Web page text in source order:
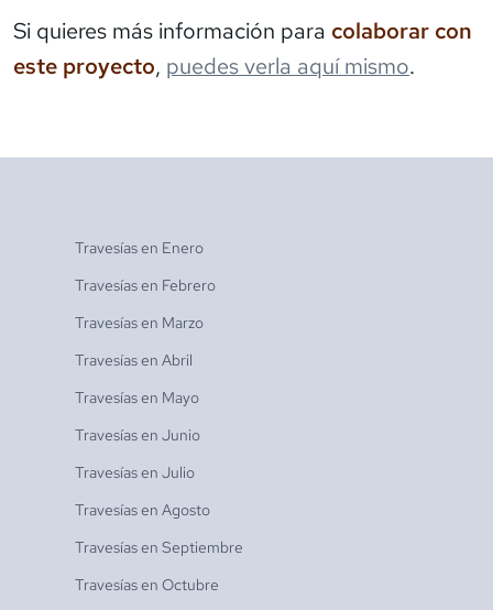
Si quieres más información para colaborar con
este proyecto, puedes verla aquí mismo.
Travesías en Enero
Travesías en Febrero
Travesías en Marzo
Travesías en Abril
Travesías en Mayo
Travesías en Junio
Travesías en Julio
Travesías en Agosto
Travesías en Septiembre
Travesías en Octubre